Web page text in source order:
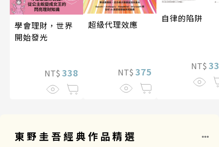
學會理財，世界
開始發光
NT$ 338
超級代理效應
NT$ 375
自律的陷阱
NT$
東野圭吾經典作品精選